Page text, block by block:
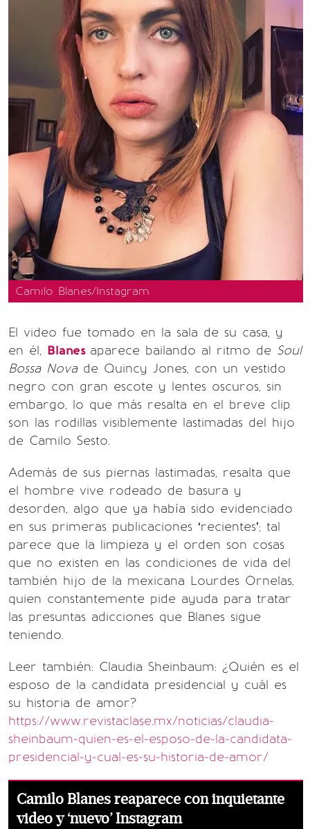
Camilo Blanes/Instagram
El video fue tomado en la sala de su casa, y
en él, Blanes aparece bailando al ritmo de Soul
Bossa Nova de Quincy Jones, con un vestido
negro con gran escote y lentes oscuros, sin
embargo, lo que más resalta en el breve clip
son las rodillas visiblemente lastimadas del hijo
de Camilo Sesto.
Además de sus piernas lastimadas, resalta que
el hombre vive rodeado de basura y
desorden, algo que ya había sido evidenciado
en sus primeras publicaciones ‘recientes’; tal
parece que la limpieza y el orden son cosas
que no existen en las condiciones de vida del
también hijo de la mexicana Lourdes Ornelas,
quien constantemente pide ayuda para tratar
las presuntas adicciones que Blanes sigue
teniendo.
Leer también: Claudia Sheinbaum: ¿Quién es el
esposo de la candidata presidencial y cuál es
su historia de amor?
https://www.revistaclase.mx/noticias/claudia-
sheinbaum-quien-es-el-esposo-de-la-candidata-
presidencial-y-cual-es-su-historia-de-amor/
Camilo Blanes reaparece con inquietante
video y ‘nuevo’ Instagram